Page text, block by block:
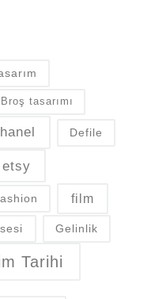
Broş tasarımı
Defile
film
Gelinlik
Tarihi